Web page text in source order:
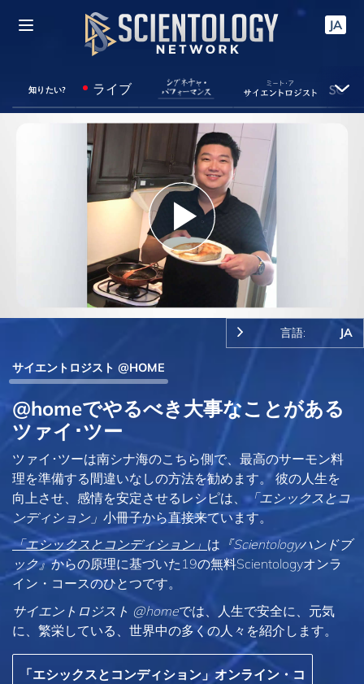
JA
知りたい? ライブ
Play
Video
言語: JA
サイエントロジスト @HOME
@homeでやるべき大事なことがある
ツァイ･ツー
ツァイ･ツーは南シナ海のこちら側で、最高のサーモン料
理を準備する間違いなしの方法を勧めます。 彼の人生を
向上させ、感情を安定させるレシピは、「エシックスとコ
ンディション」 小冊子から直接来ています。
「エシックスとコンディション」 は 『Scientologyハンドブ
ック』からの原理に基づいた19の無料Scientologyオンラ
イン・コースのひとつです。
サイエントロジスト @homeでは、人生で安全に、元気
に、繁栄している、世界中の多くの人々を紹介します。
「エシックスとコンディション」オンライン・コ